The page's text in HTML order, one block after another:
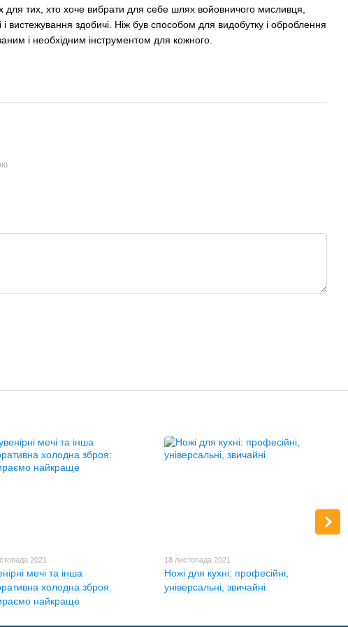
тих, хто хоче вибрати для себе шлях войовничого мисливця,
вистежування здобичі. Ніж був способом для видобутку і оброблення
і необхідним інструментом для кожного.
2021
мечі та інша
холодна зброя:
найкраще
18 листопада 2021
Ножі для кухні: професійні,
універсальні, звичайні